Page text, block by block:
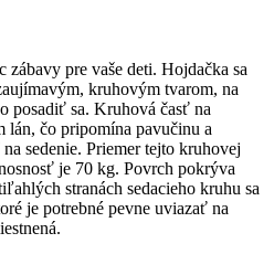
zábavy pre vaše deti. Hojdačka sa
kruhovým tvarom, na
posadiť sa. Kruhová časť na
lán, čo pripomína pavučinu a
sedenie. Priemer tejto kruhovej
je 70 kg. Povrch pokrýva
stranách sedacieho kruhu sa
je potrebné pevne uviazať na